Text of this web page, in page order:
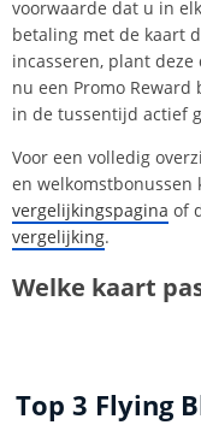
voorwaarde dat u in
betaling met de kaart
incasseren, plant
nu een Promo
in de tussentijd actief
Voor een volledig
en
vergelijkingspagina of
vergelijking.
Welke kaart
Top 3 Flying